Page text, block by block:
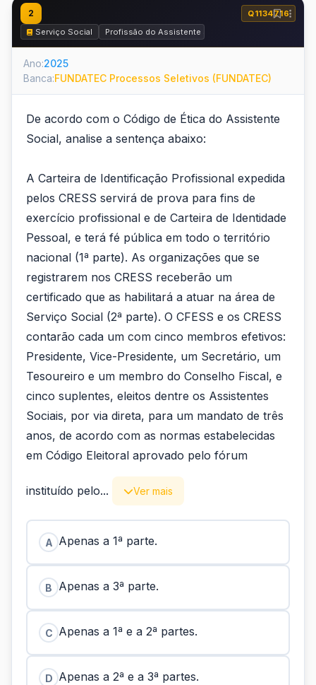
2
Q1134716
Serviço Social
Profissão do Assistente Social e o Código de Ética
Ano:2025
Banca:FUNDATEC Processos Seletivos (FUNDATEC)
De acordo com o Código de Ética do Assistente
Social, analise a sentença abaixo:
A Carteira de Identificação Profissional expedida
pelos CRESS servirá de prova para fins de
exercício profissional e de Carteira de Identidade
Pessoal, e terá fé pública em todo o território
nacional (1ª parte). As organizações que se
registrarem nos CRESS receberão um
certificado que as habilitará a atuar na área de
Serviço Social (2ª parte). O CFESS e os CRESS
contarão cada um com cinco membros efetivos:
Presidente, Vice-Presidente, um Secretário, um
Tesoureiro e um membro do Conselho Fiscal, e
cinco suplentes, eleitos dentre os Assistentes
Sociais, por via direta, para um mandato de três
anos, de acordo com as normas estabelecidas
em Código Eleitoral aprovado pelo fórum
instituído pelo... Ver mais
A Apenas a 1ª parte.
B Apenas a 3ª parte.
C Apenas a 1ª e a 2ª partes.
D Apenas a 2ª e a 3ª partes.